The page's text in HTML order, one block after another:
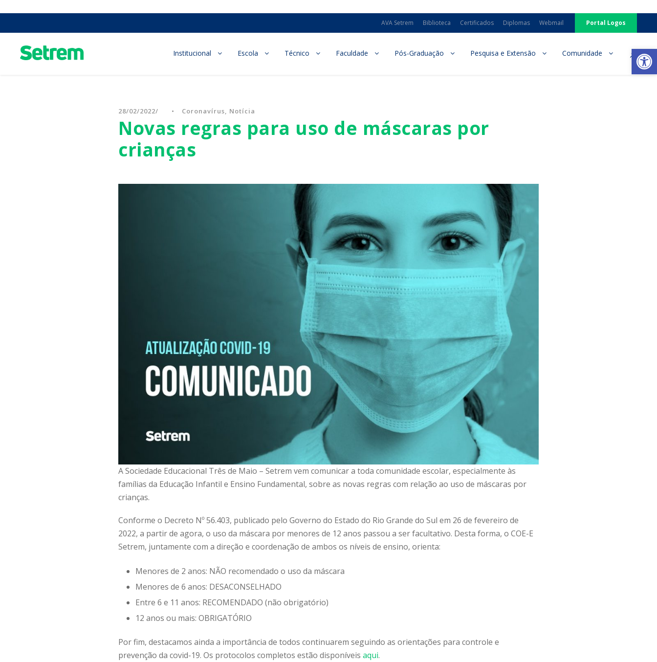
AVA Setrem Biblioteca Certificados Diplomas Webmail Portal Logos
Institucional Escola Técnico Faculdade Pós-Graduação Pesquisa e Extensão Comunidade
28/02/2022 • Coronavírus, Notícia
Novas regras para uso de máscaras por
crianças
A Sociedade Educacional Três de Maio – Setrem vem comunicar a toda comunidade escolar, especialmente às
famílias da Educação Infantil e Ensino Fundamental, sobre as novas regras com relação ao uso de máscaras por
crianças.
Conforme o Decreto Nº 56.403, publicado pelo Governo do Estado do Rio Grande do Sul em 26 de fevereiro de
2022, a partir de agora, o uso da máscara por menores de 12 anos passou a ser facultativo. Desta forma, o COE-E
Setrem, juntamente com a direção e coordenação de ambos os níveis de ensino, orienta:
Menores de 2 anos: NÃO recomendado o uso da máscara
Menores de 6 anos: DESACONSELHADO
Entre 6 e 11 anos: RECOMENDADO (não obrigatório)
12 anos ou mais: OBRIGATÓRIO
Por fim, destacamos ainda a importância de todos continuarem seguindo as orientações para controle e
prevenção da covid-19. Os protocolos completos estão disponíveis aqui.